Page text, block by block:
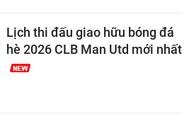
Lịch thi đấu giao hữu bóng đá
hè 2026 CLB Man Utd mới nhất